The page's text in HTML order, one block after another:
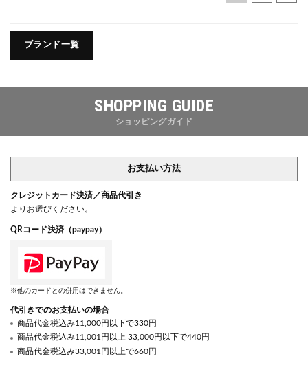
ブランド一覧
SHOPPING GUIDE
ショッピングガイド
お支払い方法
クレジットカード決済／商品代引き
よりお選びください。
QRコード決済（paypay）
※他のカードとの併用はできません。
代引きでのお支払いの場合
商品代金税込み11,000円以下で330円
商品代金税込み11,001円以上 33,000円以下で440円
商品代金税込み33,001円以上で660円